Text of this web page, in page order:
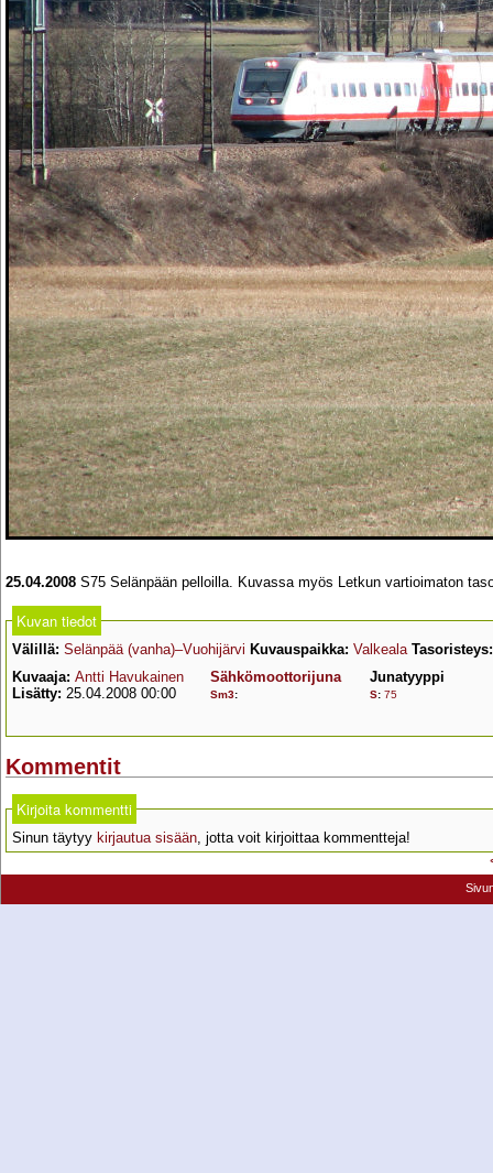
25.04.2008 S75 Selänpään pelloilla. Kuvassa myös Letkun vartioimaton
Kuvan tiedot
Välillä: Selänpää (vanha)–Vuohijärvi Kuvauspaikka: Valkeala Tasoristeys:
Kuvaaja: Antti Havukainen
Lisätty: 25.04.2008 00:00
Sähkömoottorijuna
Sm3:
Junatyyppi
S: 75
Kommentit
Kirjoita kommentti
Sinun täytyy kirjautua sisään, jotta voit kirjoittaa kommentteja!